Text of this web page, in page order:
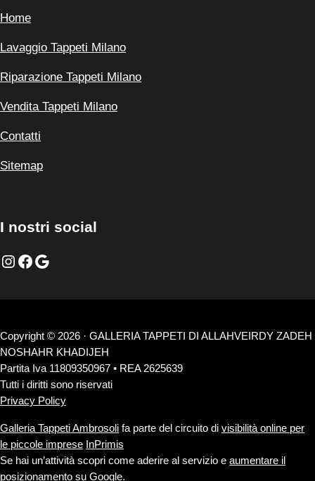
Home
Lavaggio Tappeti Milano
Riparazione Tappeti Milano
Vendita Tappeti Milano
Contatti
Sitemap
I nostri social
Instagram
Facebook
Google
Copyright © 2026 · GALLERIA TAPPETI DI ALLAHVEIRDY ZADEH
NOSHAHR KHADIJEH
Partita Iva 11809350967 • REA 2625639
Tutti i diritti sono riservati
Privacy Policy
Galleria Tappeti Ambrosoli fa parte del circuito divisibilità online per
le piccole imprese InPrimis
Se hai un’attività scopri come aderire al servizio eaumentare il
posizionamento su Google.